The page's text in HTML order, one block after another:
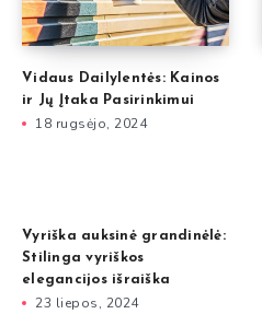
Vidaus Dailylentės: Kainos
ir Jų Įtaka Pasirinkimui
18 rugsėjo, 2024
Vyriška auksinė grandinėlė:
Stilinga vyriškos
elegancijos išraiška
23 liepos, 2024